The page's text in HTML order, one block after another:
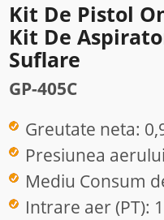
Kit De Pistol
Kit De
Suflare
GP-405C
Greutate neta:
Presiunea
Mediu Consum
Intrare aer (PT):